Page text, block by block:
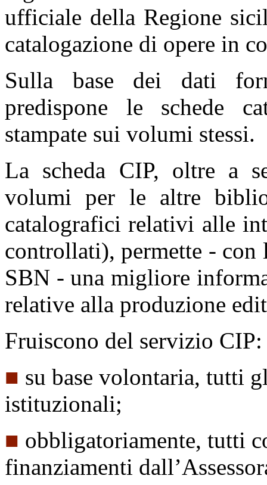
ufficiale della Regione
catalogazione di opere in
Sulla base dei dati
predispone le schede
stampate sui volumi stessi.
La scheda CIP, oltre a
volumi per le altre
catalografici relativi alle
controllati), permette - con
SBN - una migliore
relative alla produzione
Fruiscono del servizio CIP:
■ su base volontaria, tutti
istituzionali;
■ obbligatoriamente, tutti
finanziamenti